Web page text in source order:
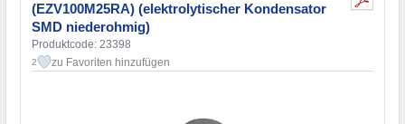
(EZV100M25RA) (elektrolytischer Kondensator
SMD niederohmig)
Produktcode: 23398
2 zu Favoriten hinzufügen